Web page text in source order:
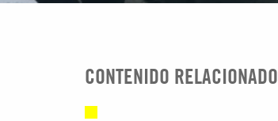
CONTENIDO RELACIONADO